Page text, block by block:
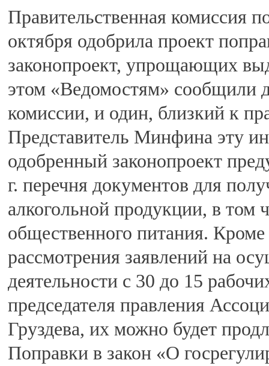
Правительственная комиссия
октября одобрила проект
законопроект, упрощающих
этом «Ведомостям» сообщили
комиссии, и один, близкий к
Представитель Минфина эту
одобренный законопроект
г. перечня документов для
алкогольной продукции, в том
общественного питания. Кроме
рассмотрения заявлений на
деятельности с 30 до 15
председателя правления
Груздева, их можно будет
Поправки в закон «О